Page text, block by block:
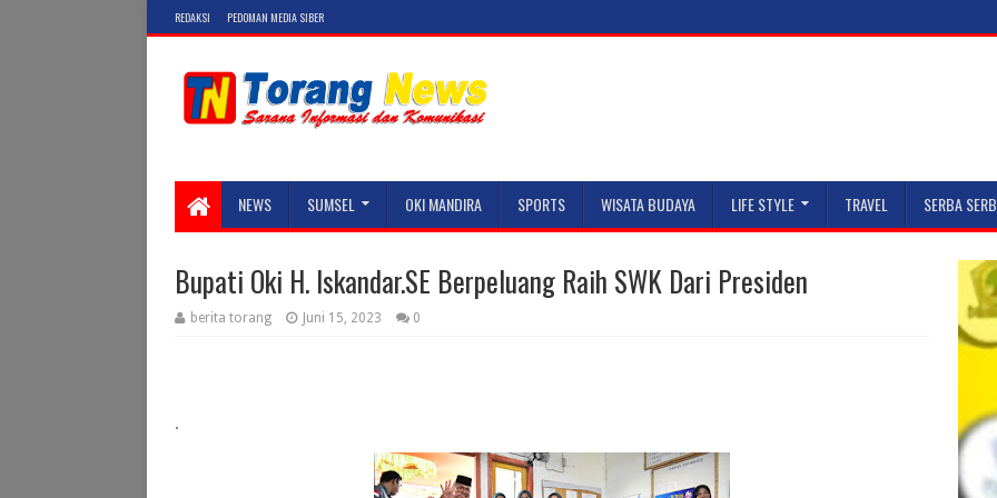
REDAKSI PEDOMAN MEDIA SIBER
NEWS SUMSEL OKI MANDIRA SPORTS WISATA BUDAYA LIFE STYLE TRAVEL SERBA
Bupati Oki H. Iskandar.SE Berpeluang Raih SWK Dari Presiden
berita torang Juni 15, 2023 0
.